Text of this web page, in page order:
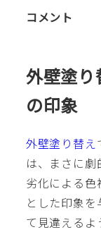
コメント
外壁塗り
の印象
外壁塗り替え
は、まさに
劣化による色
とした印象
て見違えるよ